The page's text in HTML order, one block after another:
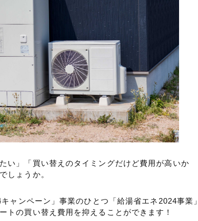
い」「買い替えのタイミングだけど費用が高いか
しょうか。
ャンペーン」事業のひとつ「給湯省エネ2024事業」
トの買い替え費用を抑えることができます！